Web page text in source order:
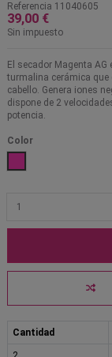
Referencia 11040605
39,00 €
Sin impuesto
El secador Magenta
turmalina cerámica que
cabello. Genera iones
dispone de 2
potencia.
Color
Cantidad